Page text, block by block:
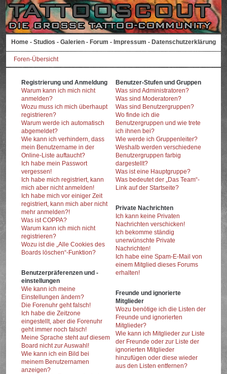
Home - Studios - Galerien - Forum - Impressum - Datenschutzerklärung
Foren-Übersicht
Registrierung und Anmeldung
Warum kann ich mich nicht
anmelden?
Wozu muss ich mich überhaupt
registrieren?
Warum werde ich automatisch
abgemeldet?
Wie kann ich verhindern, dass
mein Benutzername in der
Online-Liste auftaucht?
Ich habe mein Passwort
vergessen!
Ich habe mich registriert, kann
mich aber nicht anmelden!
Ich habe mich vor einiger Zeit
registriert, kann mich aber nicht
mehr anmelden?!
Was ist COPPA?
Warum kann ich mich nicht
registrieren?
Wozu ist die „Alle Cookies des
Boards löschen“-Funktion?
Benutzerpräferenzen und -
einstellungen
Wie kann ich meine
Einstellungen ändern?
Die Forenuhr geht falsch!
Ich habe die Zeitzone
eingestellt, aber die Forenuhr
geht immer noch falsch!
Meine Sprache steht auf diesem
Board nicht zur Auswahl!
Wie kann ich ein Bild bei
meinem Benutzernamen
anzeigen?
Benutzer-Stufen und Gruppen
Was sind Administratoren?
Was sind Moderatoren?
Was sind Benutzergruppen?
Wo finde ich die
Benutzergruppen und wie trete
ich ihnen bei?
Wie werde ich Gruppenleiter?
Weshalb werden verschiedene
Benutzergruppen farbig
dargestellt?
Was ist eine Hauptgruppe?
Was bedeutet der „Das Team“-
Link auf der Startseite?
Private Nachrichten
Ich kann keine Privaten
Nachrichten verschicken!
Ich bekomme ständig
unerwünschte Private
Nachrichten!
Ich habe eine Spam-E-Mail von
einem Mitglied dieses Forums
erhalten!
Freunde und ignorierte
Mitglieder
Wozu benötige ich die Listen der
Freunde und ignorierten
Mitglieder?
Wie kann ich Mitglieder zur Liste
der Freunde oder zur Liste der
ignorierten Mitglieder
hinzufügen oder diese wieder
aus den Listen entfernen?